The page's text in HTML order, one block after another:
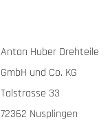
Anton Huber Drehteile
GmbH und Co. KG
Talstrasse 33
72362 Nusplingen